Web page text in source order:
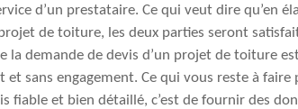
d’un prestataire. Ce qui veut dire qu’en
de toiture, les deux parties seront
la demande de devis d’un projet de toiture
et sans engagement. Ce qui vous reste à faire
fiable et bien détaillé, c’est de fournir des